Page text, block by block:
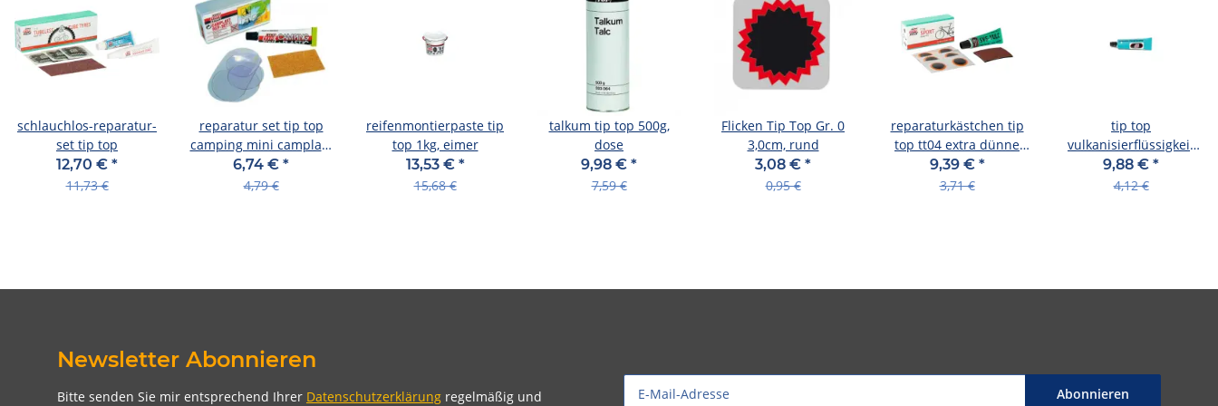
schlauchlos-reparatur-
set tip top
12,70 € *
11,73 €
reparatur set tip top
camping mini camplast
mit 4 flicken+zubehör,
(ve 24)
6,74 € *
4,79 €
reifenmontierpaste tip
top 1kg, eimer
13,53 € *
15,68 €
talkum tip top 500g,
dose
9,98 € *
7,59 €
Flicken Tip Top Gr. 0
3,0cm, rund
3,08 € *
0,95 €
reparaturkästchen tip
top tt04 extra dünne
flicken für rennrad
9,39 € *
3,71 €
tip top
vulkanisierflüssigkeit
ohne lösungsmittel
tube zu 5 g (nr. 505
9,88 € *
4,12 €
Newsletter Abonnieren
Bitte senden Sie mir entsprechend Ihrer Datenschutzerklärung regelmäßig und Abonnieren